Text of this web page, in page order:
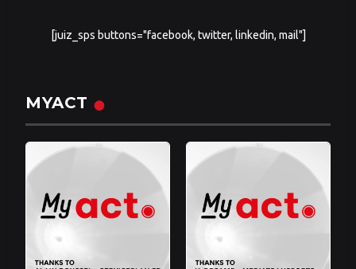
[juiz_sps buttons="facebook, twitter, linkedin, mail"]
MYACT